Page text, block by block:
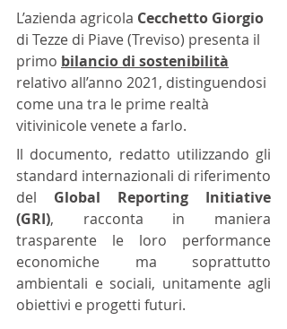
L’azienda agricola Cecchetto Giorgio
di Tezze di Piave (Treviso) presenta il
primo bilancio di sostenibilità
relativo all’anno 2021, distinguendosi
come una tra le prime realtà
vitivinicole venete a farlo.
Il documento, redatto utilizzando gli
standard internazionali di riferimento
del Global Reporting Initiative
(GRI), racconta in maniera
trasparente le loro performance
economiche ma soprattutto
ambientali e sociali, unitamente agli
obiettivi e progetti futuri.